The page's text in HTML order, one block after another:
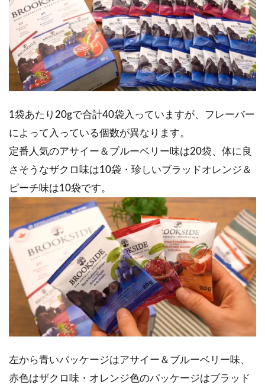
1袋あたり20gで合計40袋入っていますが、フレーバー
によって入っている個数が異なります。
定番人気のアサイー＆ブルーベリー味は20袋、体に良
さそうなザクロ味は10袋・珍しいブラッドオレンジ＆
ピーチ味は10袋です。
左から青いパッケージはアサイー＆ブルーベリー味、
赤色はザクロ味・オレンジ色のパッケージはブラッド